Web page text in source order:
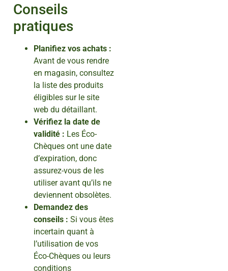
Conseils
pratiques
Planifiez vos achats :
Avant de vous rendre
en magasin, consultez
la liste des produits
éligibles sur le site
web du détaillant.
Vérifiez la date de
validité : Les Éco-
Chèques ont une date
d’expiration, donc
assurez-vous de les
utiliser avant qu’ils ne
deviennent obsolètes.
Demandez des
conseils : Si vous êtes
incertain quant à
l’utilisation de vos
Éco-Chèques ou leurs
conditions